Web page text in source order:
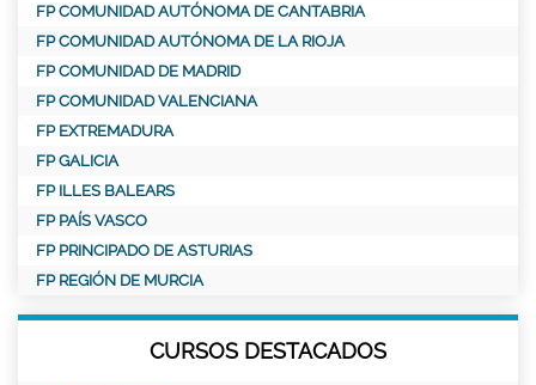
FP COMUNIDAD AUTÓNOMA DE CANTABRIA
FP COMUNIDAD AUTÓNOMA DE LA RIOJA
FP COMUNIDAD DE MADRID
FP COMUNIDAD VALENCIANA
FP EXTREMADURA
FP GALICIA
FP ILLES BALEARS
FP PAÍS VASCO
FP PRINCIPADO DE ASTURIAS
FP REGIÓN DE MURCIA
CURSOS DESTACADOS